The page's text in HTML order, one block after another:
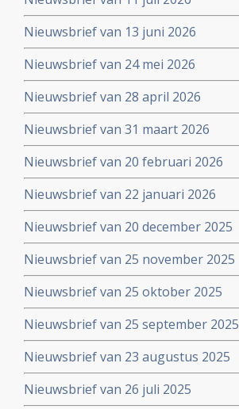
Nieuwsbrief van 13 juni 2026
Nieuwsbrief van 24 mei 2026
Nieuwsbrief van 28 april 2026
Nieuwsbrief van 31 maart 2026
Nieuwsbrief van 20 februari 2026
Nieuwsbrief van 22 januari 2026
Nieuwsbrief van 20 december 2025
Nieuwsbrief van 25 november 2025
Nieuwsbrief van 25 oktober 2025
Nieuwsbrief van 25 september 2025
Nieuwsbrief van 23 augustus 2025
Nieuwsbrief van 26 juli 2025